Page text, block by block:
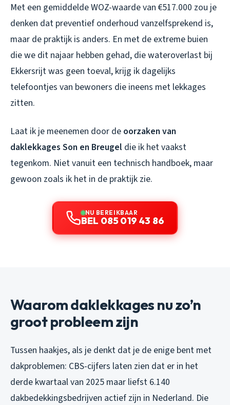
Met een gemiddelde WOZ-waarde van €517.000 zou je
denken dat preventief onderhoud vanzelfsprekend is,
maar de praktijk is anders. En met de extreme buien
die we dit najaar hebben gehad, die wateroverlast bij
Ekkersrijt was geen toeval, krijg ik dagelijks
telefoontjes van bewoners die ineens met lekkages
zitten.
Laat ik je meenemen door de oorzaken van
daklekkages Son en Breugel die ik het vaakst
tegenkom. Niet vanuit een technisch handboek, maar
gewoon zoals ik het in de praktijk zie.
NU BEREIKBAAR
BEL 085 019 43 86
Waarom daklekkages nu zo’n
groot probleem zijn
Tussen haakjes, als je denkt dat je de enige bent met
dakproblemen: CBS-cijfers laten zien dat er in het
derde kwartaal van 2025 maar liefst 6.140
dakbedekkingsbedrijven actief zijn in Nederland. Die